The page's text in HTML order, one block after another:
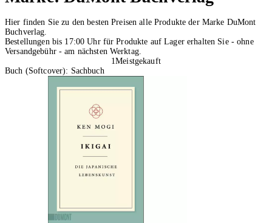
Hier finden Sie zu den besten Preisen alle Produkte der Marke DuMont
Buchverlag.
Bestellungen bis 17:00 Uhr für Produkte auf Lager erhalten Sie - ohne
Versandgebühr - am nächsten Werktag.
1Meistgekauft
Buch (Softcover): Sachbuch